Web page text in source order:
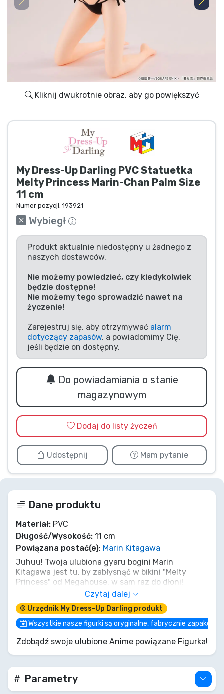
Kliknij dwukrotnie obraz, aby go powiększyć
My Dress-Up Darling PVC Statuetka
Melty Princess Marin-Chan Palm Size
11 cm
Numer pozycji: 193921
Wybiegł
Produkt aktualnie niedostępny u żadnego z
naszych dostawców.
Nie możemy powiedzieć, czy kiedykolwiek
będzie dostępne!
Nie możemy tego sprowadzić nawet na
życzenie!
Zarejestruj się, aby otrzymywać alarm
dotyczący zapasów, a powiadomimy Cię,
jeśli będzie on dostępny.
Do powiadamiania o stanie
magazynowym
Dodaj do listy życzeń
Udostępnij Mam pytanie
Dane produktu
Materiał: PVC
Długość/Wysokość: 11 cm
Powiązana postać(e): Marin Kitagawa
Juhuu! Twoja ulubiona gyaru bogini Marin
Kitagawa jest tu, by zabłysnąć w bikini "Melty
Princess" od Megahouse, w sam raz do dłoni!
Przygotuj się na jej mrugnięcie i falę słonecznych
wibracji na Twojej półce. To nie tylko figurka, to
zaraźliwa pasja Marin-chan do wszystkiego, co
zabawne, wyrzeźbiona w 11 cm czystej słodyczy.
Dodanie jej do kolekcji jest, no wiesz,
obowiązkowe! Nie przegap tego kawaii arcydzieła!
Czytaj dalej
© Urzędnik My Dress-Up Darling produkt
Wszystkie nasze figurki są oryginalne, fabrycznie
Zdobądź swoje ulubione Anime powiązane Figurka!
Parametry
Wysyłka i płatność
Rzeczy seryjne
Rzeczy filmowe
Wspaniałe rzeczy
Rzeczy z anime
Rzeczy dla graczy
Rzeczy sportowe
Rzeczy muzyczne
Typy produktów
Marki